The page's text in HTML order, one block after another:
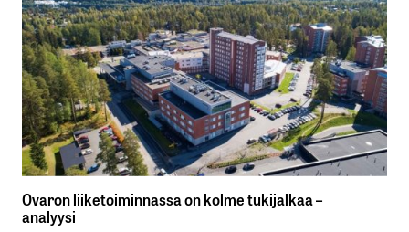
Ovaron liiketoiminnassa on kolme tukijalkaa –
analyysi